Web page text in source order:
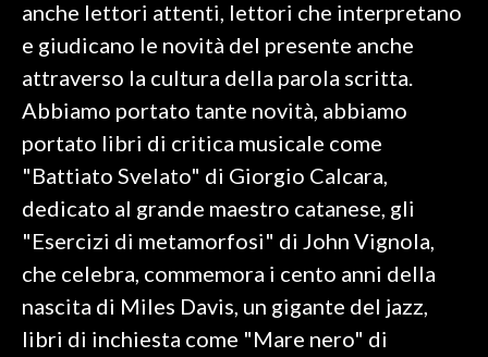
TENNIS
ALTRI SPORT
CULTURA
SPETTACOLI
GOSSIP
SALUTE
SARDEGNA TURISMO
anche lettori attenti, lettori che interpretano
e giudicano le novità del presente anche
attraverso la cultura della parola scritta.
Abbiamo portato tante novità, abbiamo
portato libri di critica musicale come
"Battiato Svelato" di Giorgio Calcara,
dedicato al grande maestro catanese, gli
"Esercizi di metamorfosi" di John Vignola,
che celebra, commemora i cento anni della
nascita di Miles Davis, un gigante del jazz,
libri di inchiesta come "Mare nero" di